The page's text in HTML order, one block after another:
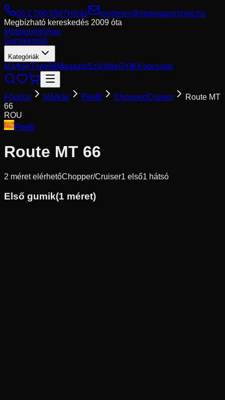
06 1 280 6567Hívás
rendeles@motorgumishop.hu
Megbízható kereskedés 2009 óta
MotorgumiShop
Gumikereső
Kategóriák
MárkákTömlőkMagazinSzállításGYIKKapcsolat
Főoldal Márkák Pirelli Chopper/Cruiser
Route MT
66
ROU
Pirelli
Route MT 66
2 méret elérhetőChopper/Cruiser1 első1 hátsó
Első gumik(1 méret)